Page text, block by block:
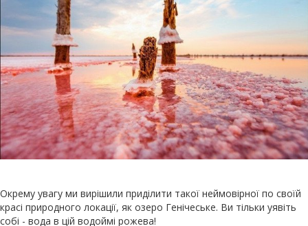
Окрему увагу ми вирішили приділити такої неймовірної по своїй
красі природного локації, як озеро Генічеське. Ви тільки уявіть
собі - вода в цій водоймі рожева!